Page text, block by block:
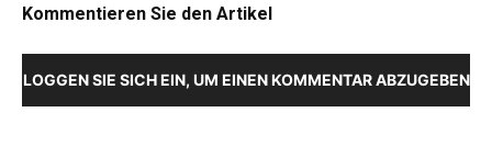
Kommentieren Sie den Artikel
LOGGEN SIE SICH EIN, UM EINEN KOMMENTAR ABZUGEBEN